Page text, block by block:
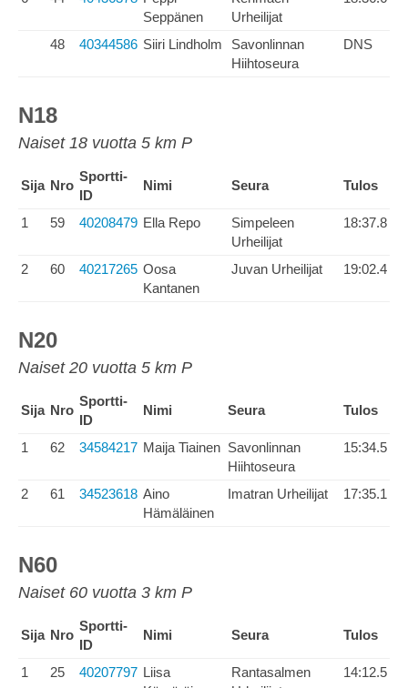
Seppänen
Urheilijat
48 40344586 Siiri Lindholm
Savonlinnan
Hiihtoseura
DNS
N18
Naiset 18 vuotta 5 km P
Sija Nro
Sportti-
ID
Nimi Seura Tulos
1 59 40208479 Ella Repo
Simpeleen
Urheilijat
18:37.8
2 60 40217265 Oosa
Kantanen
Juvan Urheilijat 19:02.4
N20
Naiset 20 vuotta 5 km P
Sija Nro
Sportti-
ID
Nimi Seura Tulos
1 62 34584217 Maija Tiainen Savonlinnan
Hiihtoseura
15:34.5
2 61 34523618 Aino
Hämäläinen
Imatran Urheilijat 17:35.1
N60
Naiset 60 vuotta 3 km P
Sija Nro
Sportti-
ID
Nimi Seura Tulos
1 25 40207797 Liisa
Rantasalmen
14:12.5